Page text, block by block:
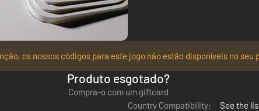
os nossos códigos para este jogo não estão disponíveis no seu
Produto esgotado?
Compra-o com um giftcard
Country Compatibility:
See the